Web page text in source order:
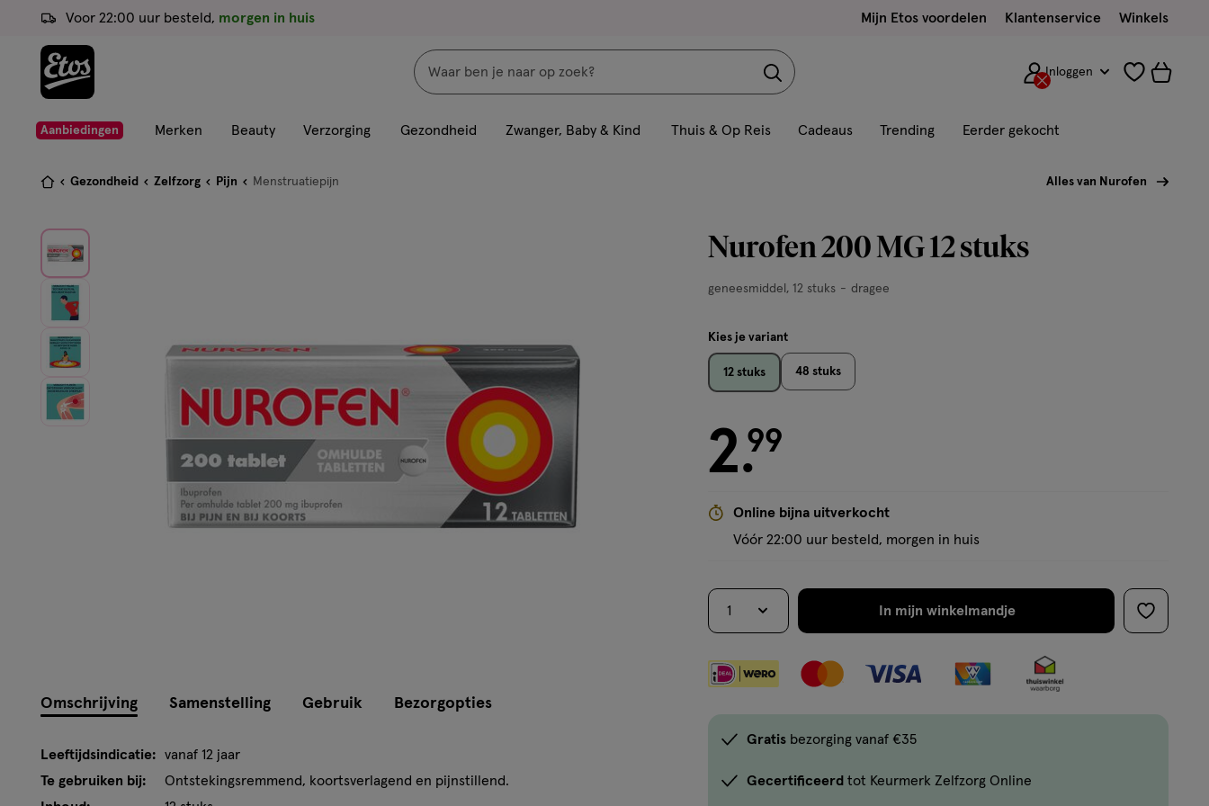
ga
de
hoofd
ga
de
naar
footer
Voor 22:00 uur besteld, morgen in huis Mijn Etos voordelen Klantenservice Winkels
Zoeken
met
Inloggen
Aanbiedingen Merken Beauty Verzorging Gezondheid Zwanger, Baby & Kind Thuis & Op Reis Cadeaus Trending Eerder gekocht
Je
hier:
Gezondheid Zelfzorg Pijn Menstruatiepijn Alles van Nurofen
Nurofen 200 MG 12 stuks
geneesmiddel,
stuks,
dragee
geneesmiddel 12 stuks dragee
Kies je variant
12 stuks 48 stuks
€ 2.99
2.99
Online bijna uitverkocht
Vóór 22:00 uur besteld, morgen in huis
1 In mijn winkelmandje
verhoog
met
Je
Gratisbezorging vanaf €35
Gecertificeerd tot Keurmerk Zelfzorg Online
Omschrijving Samenstelling Gebruik Bezorgopties
Leeftijdsindicatie:
vanaf 12 jaar
Te gebruiken bij:
Ontstekingsremmend, koortsverlagend en pijnstillend.